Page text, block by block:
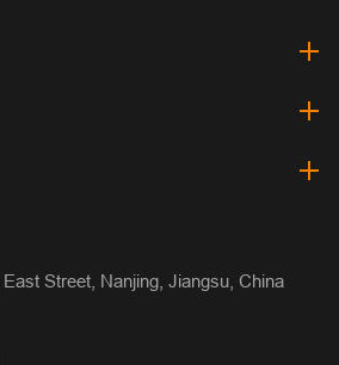
Street, Nanjing, Jiangsu, China